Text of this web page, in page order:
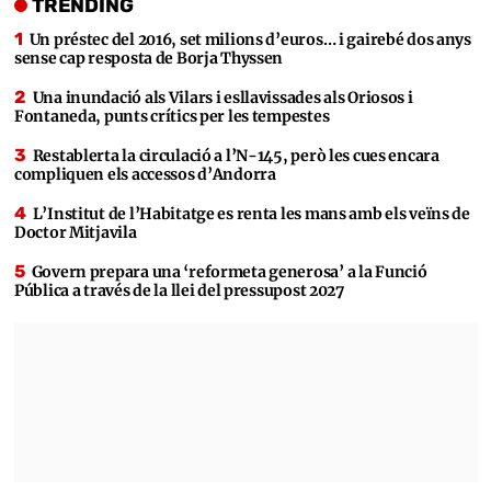
TRENDING
Un préstec del 2016, set milions d’euros… i gairebé dos anys
sense cap resposta de Borja Thyssen
Una inundació als Vilars i esllavissades als Oriosos i
Fontaneda, punts crítics per les tempestes
Restablerta la circulació a l’N-145, però les cues encara
compliquen els accessos d’Andorra
L’Institut de l’Habitatge es renta les mans amb els veïns de
Doctor Mitjavila
Govern prepara una ‘reformeta generosa’ a la Funció
Pública a través de la llei del pressupost 2027